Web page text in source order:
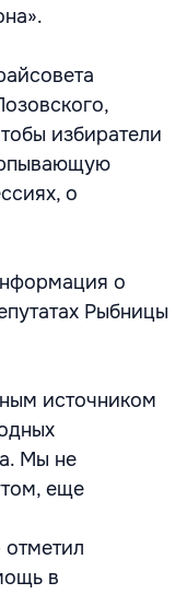
избиратели
о
о
Рыбницы
источником
Мы не
еще
в